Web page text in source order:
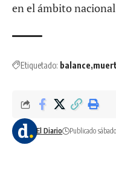
en el ámbito
Etiquetado: balance
El Diario Publicado